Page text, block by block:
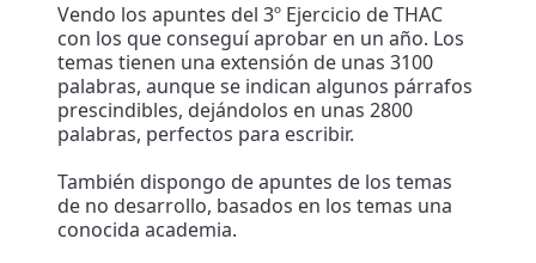
Vendo los apuntes del 3º Ejercicio de THAC
con los que conseguí aprobar en un año. Los
temas tienen una extensión de unas 3100
palabras, aunque se indican algunos párrafos
prescindibles, dejándolos en unas 2800
palabras, perfectos para escribir.
También dispongo de apuntes de los temas
de no desarrollo, basados en los temas una
conocida academia.